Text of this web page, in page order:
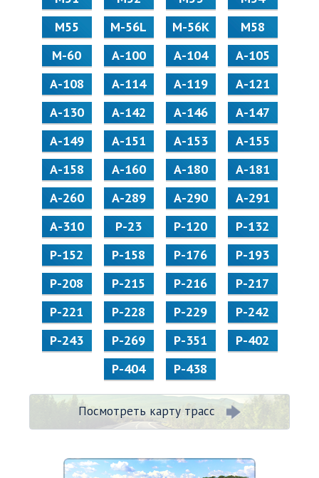
М55
M-56L M-56K
М58
M-60
А-100 А-104
А-105
А-108
А-114 А-119
А-121
А-130
А-142 А-146
А-147
А-149
А-151 А-153
А-155
А-158
А-160 А-180
А-181
А-260
А-289 А-290
А-291
А-310
Р-23 Р-120
Р-132
Р-152
Р-158 Р-176
Р-193
Р-208
Р-215 Р-216
Р-217
Р-221
Р-228 Р-229
Р-242
Р-243
Р-269 Р-351
Р-402
Р-404
Р-438
Посмотреть карту трасс